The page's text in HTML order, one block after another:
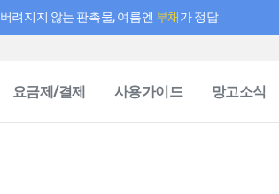
버려지지 않는 판촉물, 여름엔 부채가 정답
요금제/결제 사용가이드 망고소식